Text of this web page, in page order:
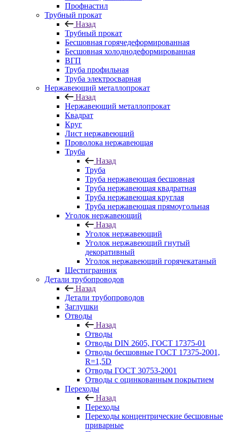
Профнастил
Трубный прокат
Назад
Трубный прокат
Бесшовная горячедеформированная
Бесшовная холоднодеформированная
ВГП
Труба профильная
Труба электросварная
Нержавеющий металлопрокат
Назад
Нержавеющий металлопрокат
Квадрат
Круг
Лист нержавеющий
Проволока нержавеющая
Труба
Назад
Труба
Труба нержавеющая бесшовная
Труба нержавеющая квадратная
Труба нержавеющая круглая
Труба нержавеющая прямоугольная
Уголок нержавеющий
Назад
Уголок нержавеющий
Уголок нержавеющий гнутый
декоративный
Уголок нержавеющий горячекатаный
Шестигранник
Детали трубопроводов
Назад
Детали трубопроводов
Заглушки
Отводы
Назад
Отводы
Отводы DIN 2605, ГОСТ 17375-01
Отводы бесшовные ГОСТ 17375-2001,
R=1,5D
Отводы ГОСТ 30753-2001
Отводы с оцинкованным покрытием
Переходы
Назад
Переходы
Переходы концентрические бесшовные
приварные